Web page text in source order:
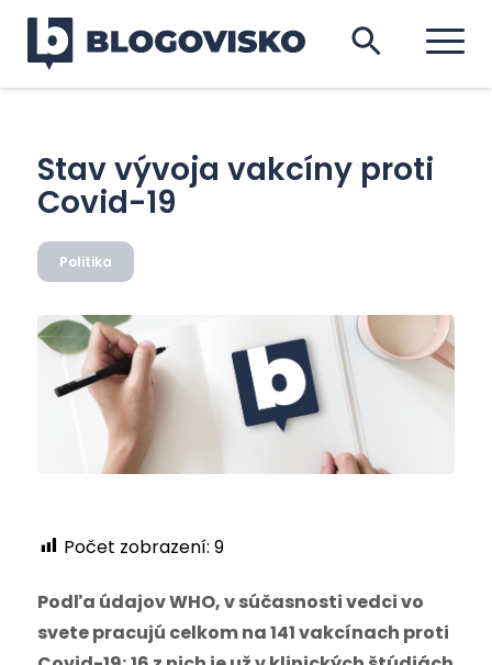
Stav vývoja vakcíny proti
Covid-19
Politika
Počet zobrazení: 9
Podľa údajov WHO, v súčasnosti vedci vo
svete pracujú celkom na 141 vakcínach proti